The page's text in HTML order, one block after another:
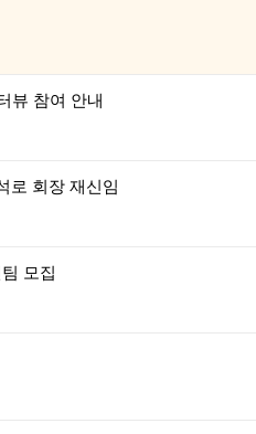
뷰 참여 안내
로 회장 재신임
모집